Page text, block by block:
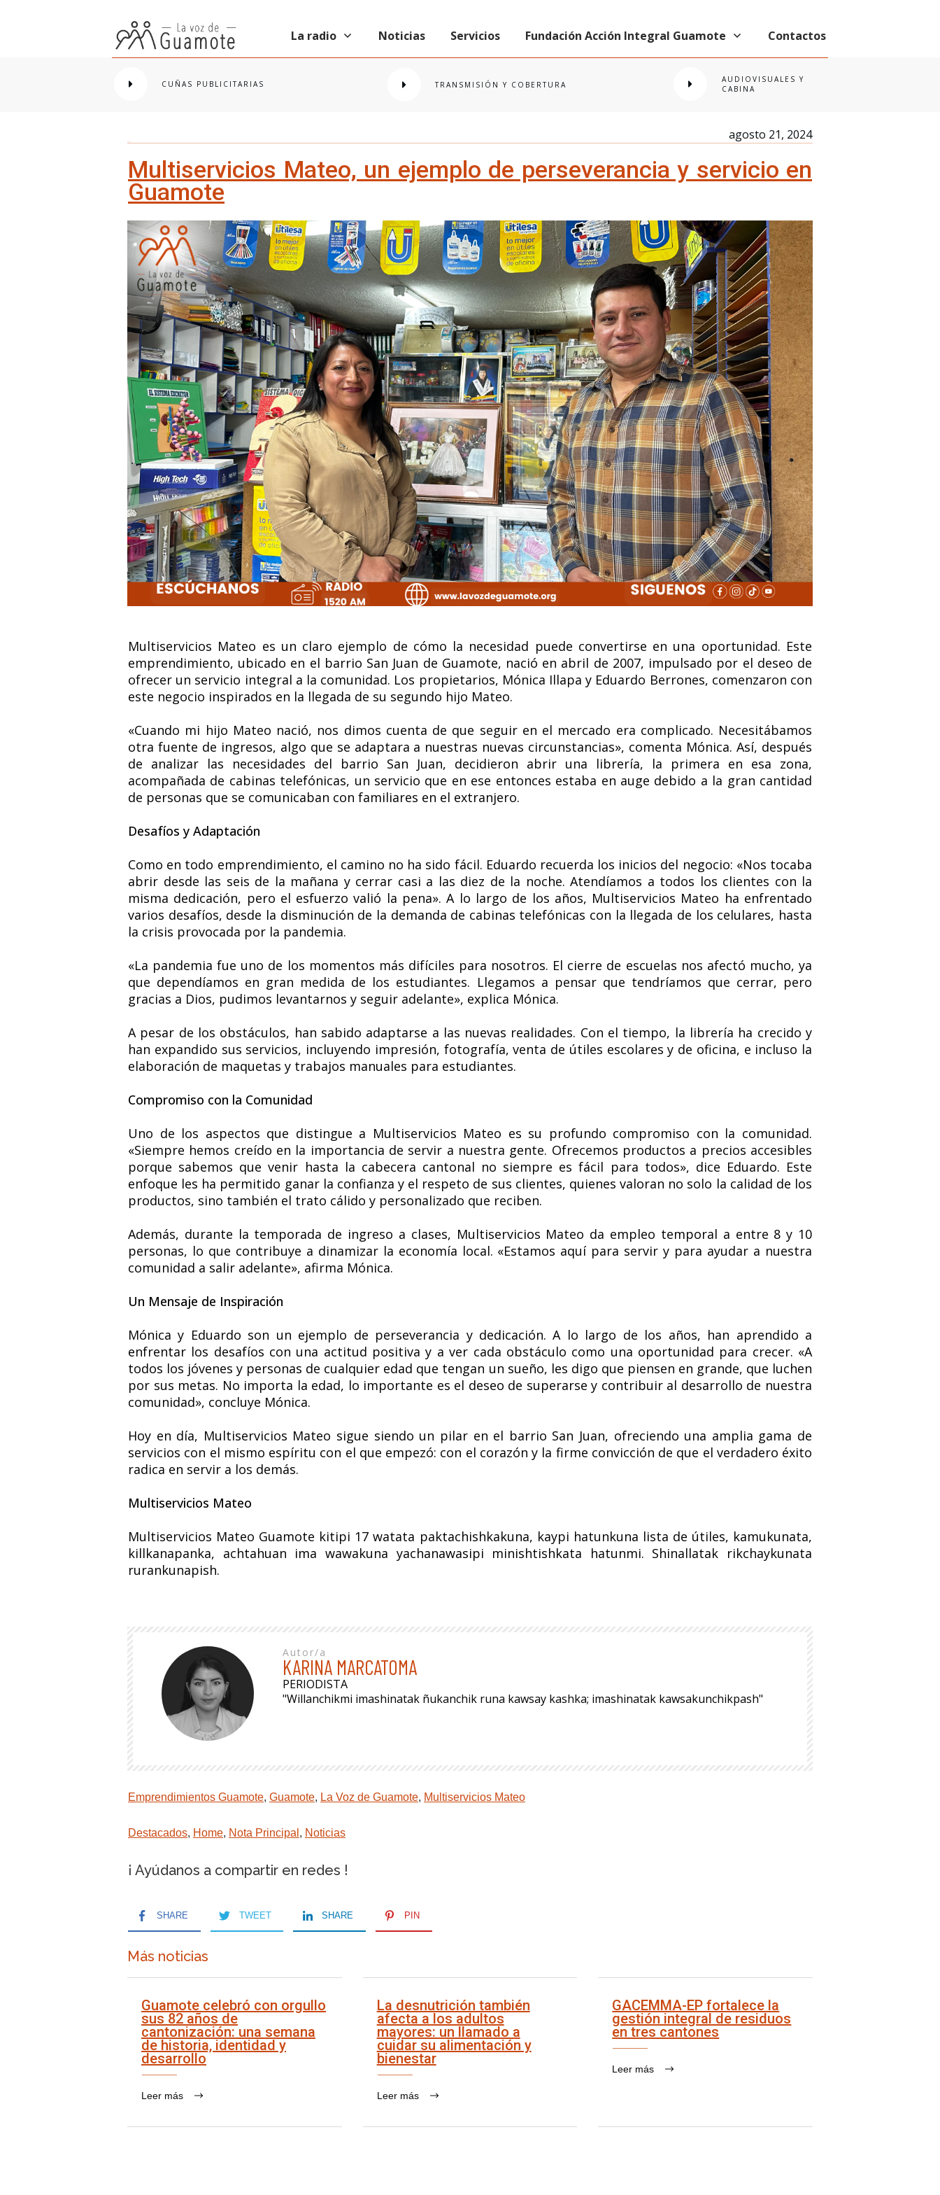
La radio Noticias Servicios Fundación Acción Integral Guamote Contactos
CUÑAS PUBLICITARIAS TRANSMISIÓN Y COBERTURA
AUDIOVISUALES Y
CABINA
agosto 21, 2024
Multiservicios Mateo, un ejemplo de perseverancia y servicio en
Guamote
Multiservicios Mateo es un claro ejemplo de cómo la necesidad puede convertirse en una oportunidad. Este
emprendimiento, ubicado en el barrio San Juan de Guamote, nació en abril de 2007, impulsado por el deseo de
ofrecer un servicio integral a la comunidad. Los propietarios, Mónica Illapa y Eduardo Berrones, comenzaron con
este negocio inspirados en la llegada de su segundo hijo Mateo.
«Cuando mi hijo Mateo nació, nos dimos cuenta de que seguir en el mercado era complicado. Necesitábamos
otra fuente de ingresos, algo que se adaptara a nuestras nuevas circunstancias», comenta Mónica. Así, después
de analizar las necesidades del barrio San Juan, decidieron abrir una librería, la primera en esa zona,
acompañada de cabinas telefónicas, un servicio que en ese entonces estaba en auge debido a la gran cantidad
de personas que se comunicaban con familiares en el extranjero.
Desafíos y Adaptación
Como en todo emprendimiento, el camino no ha sido fácil. Eduardo recuerda los inicios del negocio: «Nos tocaba
abrir desde las seis de la mañana y cerrar casi a las diez de la noche. Atendíamos a todos los clientes con la
misma dedicación, pero el esfuerzo valió la pena». A lo largo de los años, Multiservicios Mateo ha enfrentado
varios desafíos, desde la disminución de la demanda de cabinas telefónicas con la llegada de los celulares, hasta
la crisis provocada por la pandemia.
«La pandemia fue uno de los momentos más difíciles para nosotros. El cierre de escuelas nos afectó mucho, ya
que dependíamos en gran medida de los estudiantes. Llegamos a pensar que tendríamos que cerrar, pero
gracias a Dios, pudimos levantarnos y seguir adelante», explica Mónica.
A pesar de los obstáculos, han sabido adaptarse a las nuevas realidades. Con el tiempo, la librería ha crecido y
han expandido sus servicios, incluyendo impresión, fotografía, venta de útiles escolares y de oficina, e incluso la
elaboración de maquetas y trabajos manuales para estudiantes.
Compromiso con la Comunidad
Uno de los aspectos que distingue a Multiservicios Mateo es su profundo compromiso con la comunidad.
«Siempre hemos creído en la importancia de servir a nuestra gente. Ofrecemos productos a precios accesibles
porque sabemos que venir hasta la cabecera cantonal no siempre es fácil para todos», dice Eduardo. Este
enfoque les ha permitido ganar la confianza y el respeto de sus clientes, quienes valoran no solo la calidad de los
productos, sino también el trato cálido y personalizado que reciben.
Además, durante la temporada de ingreso a clases, Multiservicios Mateo da empleo temporal a entre 8 y 10
personas, lo que contribuye a dinamizar la economía local. «Estamos aquí para servir y para ayudar a nuestra
comunidad a salir adelante», afirma Mónica.
Un Mensaje de Inspiración
Mónica y Eduardo son un ejemplo de perseverancia y dedicación. A lo largo de los años, han aprendido a
enfrentar los desafíos con una actitud positiva y a ver cada obstáculo como una oportunidad para crecer. «A
todos los jóvenes y personas de cualquier edad que tengan un sueño, les digo que piensen en grande, que luchen
por sus metas. No importa la edad, lo importante es el deseo de superarse y contribuir al desarrollo de nuestra
comunidad», concluye Mónica.
Hoy en día, Multiservicios Mateo sigue siendo un pilar en el barrio San Juan, ofreciendo una amplia gama de
servicios con el mismo espíritu con el que empezó: con el corazón y la firme convicción de que el verdadero éxito
radica en servir a los demás.
Multiservicios Mateo
Multiservicios Mateo Guamote kitipi 17 watata paktachishkakuna, kaypi hatunkuna lista de útiles, kamukunata,
killkanapanka, achtahuan ima wawakuna yachanawasipi minishtishkata hatunmi. Shinallatak rikchaykunata
rurankunapish.
Autor/a
KARINA MARCATOMA
PERIODISTA
"Willanchikmi imashinatak ñukanchik runa kawsay kashka; imashinatak kawsakunchikpash"
Emprendimientos Guamote, Guamote, La Voz de Guamote, Multiservicios Mateo
Destacados, Home, Nota Principal , Noticias
¡ Ayúdanos a compartir en redes !
SHARE TWEET SHARE PIN
Más noticias
Guamote celebró con orgullo
sus 82 años de
cantonización: una semana
de historia, identidad y
desarrollo
Leer más
La desnutrición también
afecta a los adultos
mayores: un llamado a
cuidar su alimentación y
bienestar
Leer más
GACEMMA-EP fortalece la
gestión integral de residuos
en tres cantones
Leer más